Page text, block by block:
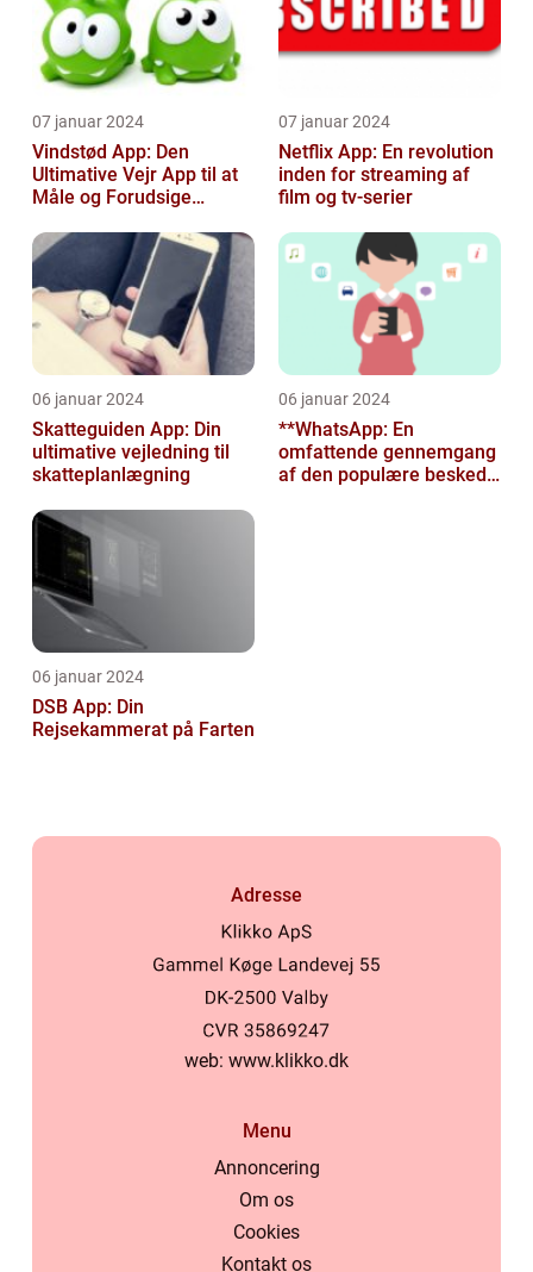
07 januar 2024
Vindstød App: Den
Ultimative Vejr App til at
Måle og Forudsige
07 januar 2024
Netflix App: En revolution
inden for streaming af
film og tv-serier
06 januar 2024
Skatteguiden App: Din
ultimative vejledning til
skatteplanlægning
06 januar 2024
**WhatsApp: En
omfattende gennemgang
af den populære besked-
06 januar 2024
DSB App: Din
Rejsekammerat på Farten
Adresse
web: www.klikko.dk
Menu
Annoncering
Om os
Cookies
Kontakt os